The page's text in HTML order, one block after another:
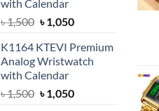
with Calendar
৳1,500 Original
was:
৳ 1,500.
৳1,050Current
is:
৳ 1,050.
K1164 KTEVI Premium
Analog Wristwatch
with Calendar
৳1,500 Original
৳1,050Current